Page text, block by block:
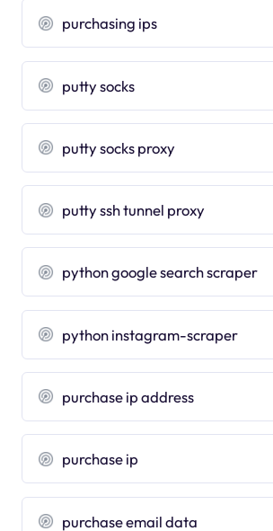
purchasing ips
putty socks
putty socks proxy
putty ssh tunnel proxy
python google search scraper
python instagram-scraper
purchase ip address
purchase ip
purchase email data